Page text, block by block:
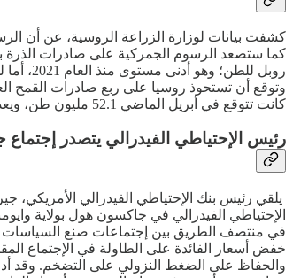
كانت تتوقع في أبريل الماضي 52.1 مليون طن، ويعد المؤشر الجديد أعلى رقم تسجله صادرات القمح في تاريخ روسيا الحديث، وسيكون أعلى بنسبة 10% من العام الزراعي الماضي.
رئيس الإحتياطي الفيدرالي يتصدر
يلقي رئيس بنك الإحتياطي الفيدرالي الأمريكي،
الإحتياطي الفيدرالي في جاكسون هول بولاية
في منتصف الطريق بين إجتماعات صنع السياسات
والحفاظ على الضغط النزولي على التضخم. وقد